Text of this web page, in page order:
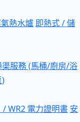
熱水爐 即熱式 / 儲
渠服務 (馬桶/廚房/浴
)
/ WR2 電力證明書 安